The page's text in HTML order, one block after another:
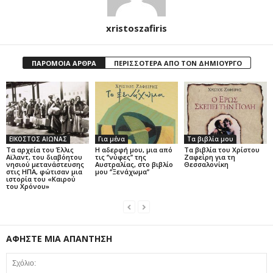
xristoszafiris
ΠΑΡΟΜΟΙΑ ΑΡΘΡΑ ΠΕΡΙΣΣΟΤΕΡΑ ΑΠΟ ΤΟΝ ΔΗΜΙΟΥΡΓΟ
ΕΙΚΟΣΤΟΣ ΑΙΩΝΑΣ
Τα αρχεία του Έλλις
Αϊλαντ, του διαβόητου
νησιού μετανάστευσης
στις ΗΠΑ, φώτισαν μια
ιστορία του «Καιρού
του Χρόνου»
Για μένα
Η αδερφή μου, μια από
τις ‘’νύφες’’ της
Αυστραλίας, στο βιβλίο
μου ‘’Ξενάχωμα’’
Τα βιβλία μου
Τα βιβλία του Χρίστου
Ζαφείρη για τη
Θεσσαλονίκη
ΑΦΗΣΤΕ ΜΙΑ ΑΠΑΝΤΗΣΗ